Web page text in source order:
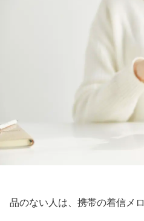
品のない人は、携帯の着信メ